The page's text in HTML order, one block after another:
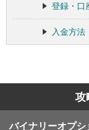
登録・口
入金方法
攻
バイナリーオプ